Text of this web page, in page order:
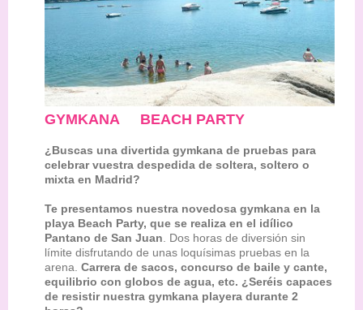
GYMKANA BEACH PARTY
¿Buscas una divertida gymkana de pruebas para
celebrar vuestra despedida de soltera, soltero o
mixta en Madrid?
Te presentamos nuestra novedosa gymkana en la
playa Beach Party, que se realiza en el idílico
Pantano de San Juan. Dos horas de diversión sin
límite disfrutando de unas loquísimas pruebas en la
arena. Carrera de sacos, concurso de baile y cante,
equilibrio con globos de agua, etc. ¿Seréis capaces
de resistir nuestra gymkana playera durante 2